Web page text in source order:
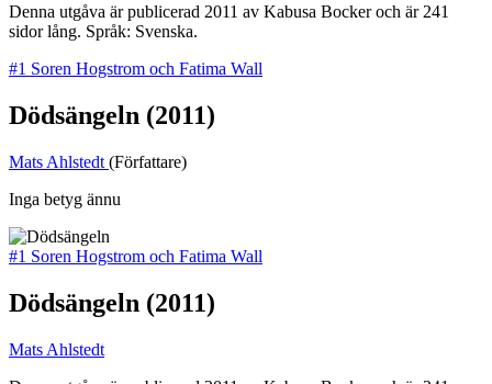
Denna utgåva är publicerad 2011 av Kabusa Bocker och är 241
sidor lång. Språk: Svenska.
#1 Soren Hogstrom och Fatima Wall
Dödsängeln (2011)
Mats Ahlstedt (Författare)
Inga betyg ännu
#1 Soren Hogstrom och Fatima Wall
Dödsängeln (2011)
Mats Ahlstedt